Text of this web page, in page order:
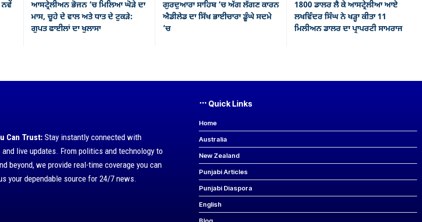
ਨਵੇਂ
ਆਸਟ੍ਰੇਲੀਅਨ ਭੋਜਨ ’ਚ ਮਿਲਿਆ ਘੋੜੇ ਦਾ
ਮਾਸ, ਚੂਹੇ ਦੇ ਵਾਲ ਅਤੇ ਧਾਤ ਦੇ ਟੁਕੜੇ:
ਗੁਪਤ ਫਾਈਲਾਂ ਦਾ ਖੁਲਾਸਾ
ਗੁਰਦੁਆਰਾ ਸਾਹਿਬ ’ਚ ਅੱਗ ਲੱਗਣ ਕਾਰਨ
ਐਡੀਲੇਡ ਦਾ ਸਿੱਖ ਭਾਈਚਾਰਾ ਡੂੰਘੇ ਸਦਮੇ
’ਚ
1800 ਡਾਲਰ ਲੈ ਕੇ ਆਸਟ੍ਰੇਲੀਆ ਆਏ
ਲਖਵਿੰਦਰ ਸਿੰਘ ਨੇ ਖੜ੍ਹਾ ਕੀਤਾ 11
ਮਿਲੀਅਨ ਡਾਲਰ ਦਾ ਪ੍ਰਾਪਰਟੀ ਸਾਮਰਾਜ
Can Trust: Stay instantly connected with
live updates. From politics and technology to
beyond, we provide real-time coverage you can
your dependable source for 24/7 news.
Quick Links
Home
Australia
New Zealand
Punjabi Articles
Punjabi Diaspora
English